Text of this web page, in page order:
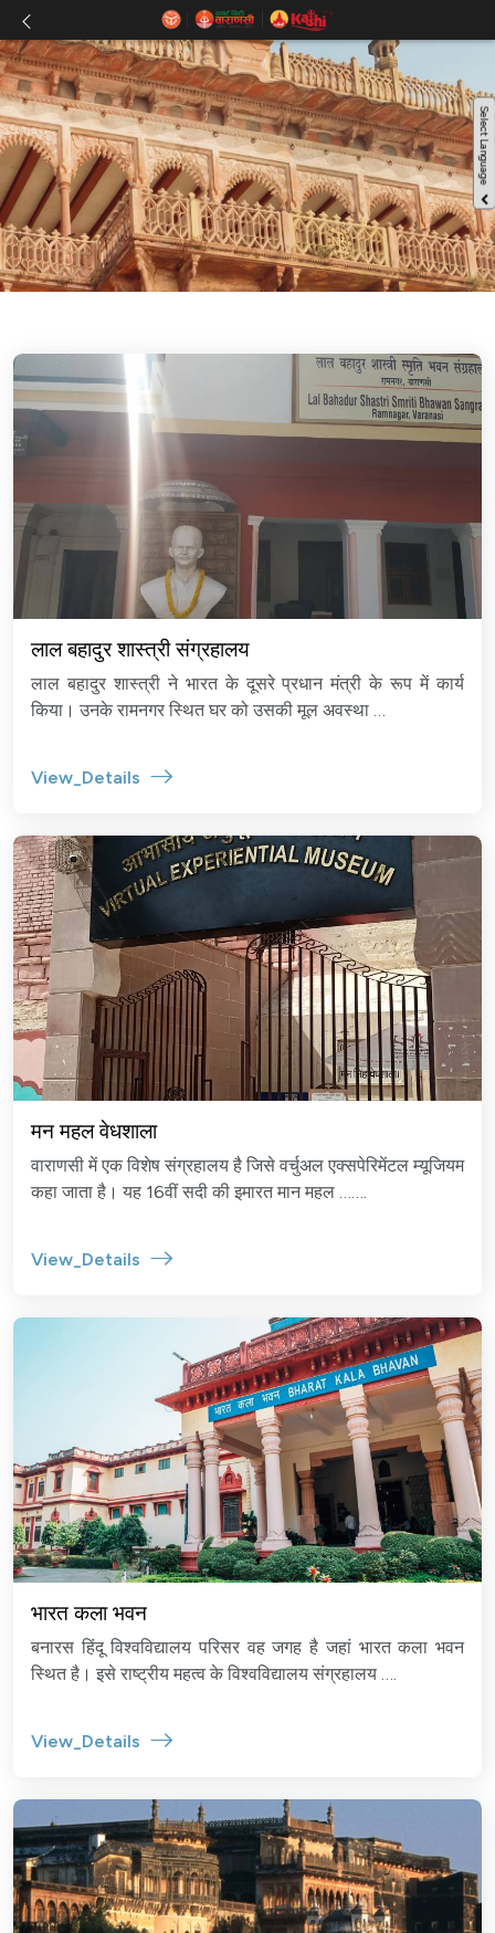
लाल बहादुर शास्त्री संग्रहालय
लाल बहादुर शास्त्री ने भारत के दूसरे प्रधान मंत्री के रूप में कार्य
किया। उनके रामनगर स्थित घर को उसकी मूल अवस्था …
View_Details
मन महल वेधशाला
वाराणसी में एक विशेष संग्रहालय है जिसे वर्चुअल एक्सपेरिमेंटल म्यूजियम
कहा जाता है। यह 16वीं सदी की इमारत मान महल …….
View_Details
भारत कला भवन
बनारस हिंदू विश्वविद्यालय परिसर वह जगह है जहां भारत कला भवन
स्थित है। इसे राष्ट्रीय महत्व के विश्वविद्यालय संग्रहालय ….
View_Details